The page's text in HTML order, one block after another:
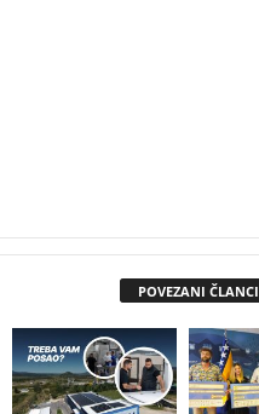
POVEZANI ČLANCI